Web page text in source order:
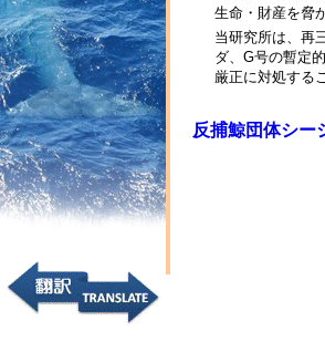
生命・財産を脅
当研究所は、再
ダ、G号の暫定
厳正に対処する
反捕鯨団体シー